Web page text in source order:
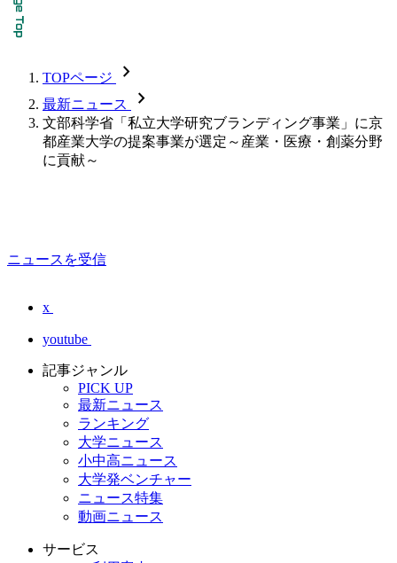
TOPページ chevron_forward
最新ニュース chevron_forward
文部科学省「私立大学研究ブランディング事業」に京
都産業大学の提案事業が選定～産業・医療・創薬分野
に貢献～
ニュースを受信
x
youtube
記事ジャンル
PICK UP
最新ニュース
ランキング
大学ニュース
小中高ニュース
大学発ベンチャー
ニュース特集
動画ニュース
サービス